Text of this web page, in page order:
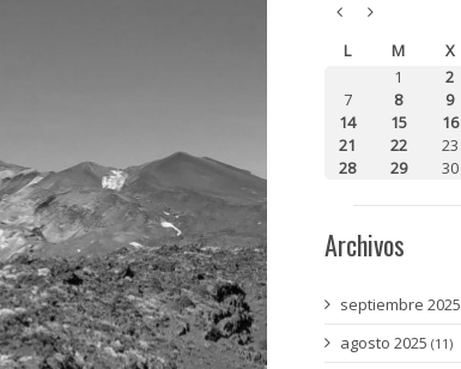
L
M X
1 2
7
8 9
14
15 16
21
22 23
28
29 30
Archivos
septiembre 2025
agosto 2025 (11)